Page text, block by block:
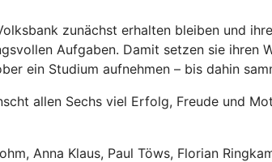
zunächst erhalten bleiben und
Aufgaben. Damit setzen sie ihren
ein Studium aufnehmen – bis dahin
allen Sechs viel Erfolg, Freude und
Anna Klaus, Paul Töws, Florian